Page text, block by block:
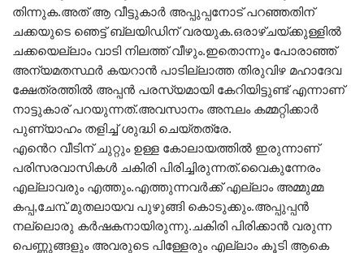
തിന്നുക.അത് ആ വീട്ടുകാർ അപ്പുപ്പനോട് പറഞ്ഞതിന്
ചക്കയുടെ ഞെട്ട് ബ്ലയിഡിന് വരയുക.ഒരാഴ്ചയ്ക്കുള്ളിൽ
ചക്കയെല്ലാം വാടി നിലത്ത് വീഴും.ഇതൊന്നും പോരാഞ്ഞ്
അന്യമതസ്ഥർ കയറാൻ പാടില്ലാത്ത തിരുവിഴ മഹാദേവ
ക്ഷേത്രത്തിൽ അപ്പൻ പരസ്യമായി കേറിയിട്ടുണ്ട് എന്നാണ്
നാട്ടുകാര് പറയുന്നത്.അവസാനം അ൩ലം കമ്മറ്റിക്കാർ
പുണ്യാഹം തളിച്ച് ശുദ്ധി ചെയ്തത്രേ.
എൻെറ വീടിന് ചുറ്റും ഉള്ള കോലായത്തിൽ ഇരുന്നാണ്
പരിസരവാസികൾ ചകിരി പിരിച്ചിരുന്നത്.വൈകുന്നേരം
എല്ലാവരും എത്തും.എത്തുന്നവർക്ക് എല്ലാം അമ്മുമ്മ
കപ്പ,ചേ൩് മുതലായവ പുഴുങ്ങി കൊടുക്കും.അപ്പുപ്പൻ
നല്ലൊരു കർഷകനായിരുന്നു.ചകിരി പിരിക്കാൻ വരുന്ന
പെണ്ണുങ്ങളും അവരുടെ പിള്ളേരും എല്ലാം കൂടി ആകെ